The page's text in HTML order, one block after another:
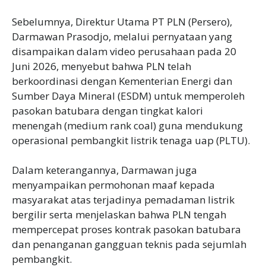
Sebelumnya, Direktur Utama PT PLN (Persero),
Darmawan Prasodjo, melalui pernyataan yang
disampaikan dalam video perusahaan pada 20
Juni 2026, menyebut bahwa PLN telah
berkoordinasi dengan Kementerian Energi dan
Sumber Daya Mineral (ESDM) untuk memperoleh
pasokan batubara dengan tingkat kalori
menengah (medium rank coal) guna mendukung
operasional pembangkit listrik tenaga uap (PLTU).
Dalam keterangannya, Darmawan juga
menyampaikan permohonan maaf kepada
masyarakat atas terjadinya pemadaman listrik
bergilir serta menjelaskan bahwa PLN tengah
mempercepat proses kontrak pasokan batubara
dan penanganan gangguan teknis pada sejumlah
pembangkit.